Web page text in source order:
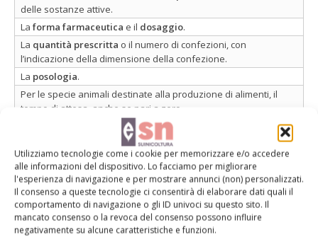
Utilizziamo tecnologie come i cookie per memorizzare e/o accedere
alle informazioni del dispositivo. Lo facciamo per migliorare
l'esperienza di navigazione e per mostrare annunci (non) personalizzati.
Il consenso a queste tecnologie ci consentirà di elaborare dati quali il
comportamento di navigazione o gli ID univoci su questo sito. Il
mancato consenso o la revoca del consenso possono influire
negativamente su alcune caratteristiche e funzioni.
delle sostanze attive.
La forma farmaceutica e il dosaggio.
La quantità prescritta o il numero di confezioni, con
l’indicazione della dimensione della confezione.
La posologia.
Per le specie animali destinate alla produzione di alimenti, il
tempo di attesa, anche se pari a zero.
necessarie per assicurare l’uso corretto, anche
per quanto riguarda, se del caso, l’uso prudente degli
antimicrobici.
Le motivazioni del regolamento